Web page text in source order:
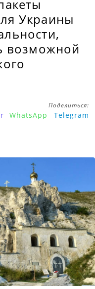
Украины
возможной
Поделиться:
WhatsApp Telegram